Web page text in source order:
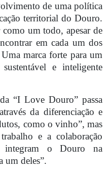
de uma política
territorial do Douro.
um todo, apesar de
em cada um dos
marca forte para um
e inteligente
“I Love Douro” passa
da diferenciação e
como o vinho”, mas
e a colaboração
o Douro na
um deles”.